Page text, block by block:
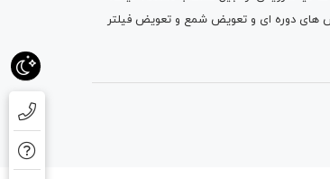
های دوره ای و تعویض شمع و تعویض فیلتر